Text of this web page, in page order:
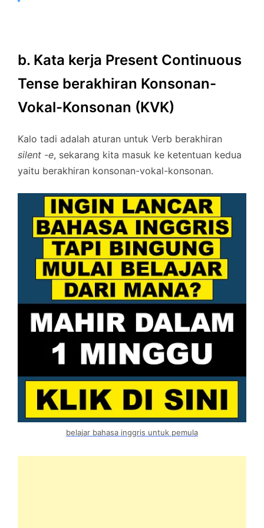
b. Kata kerja Present Continuous
Tense berakhiran Konsonan-
Vokal-Konsonan (KVK)
Kalo tadi adalah aturan untuk Verb berakhiran
silent -e, sekarang kita masuk ke ketentuan kedua
yaitu berakhiran konsonan-vokal-konsonan.
belajar bahasa inggris untuk pemula